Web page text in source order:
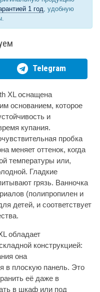
1 год , удобную
Telegram
XL оснащена
основанием, которое
и
купания.
пробка
меняет оттенок, когда
температуры или,
Гладкие
грязь. Ванночка
(полипропилен и
детей, и соответствует
обладает
конструкцией:
она
в плоскую панель. Это
её даже в
в шкаф или под